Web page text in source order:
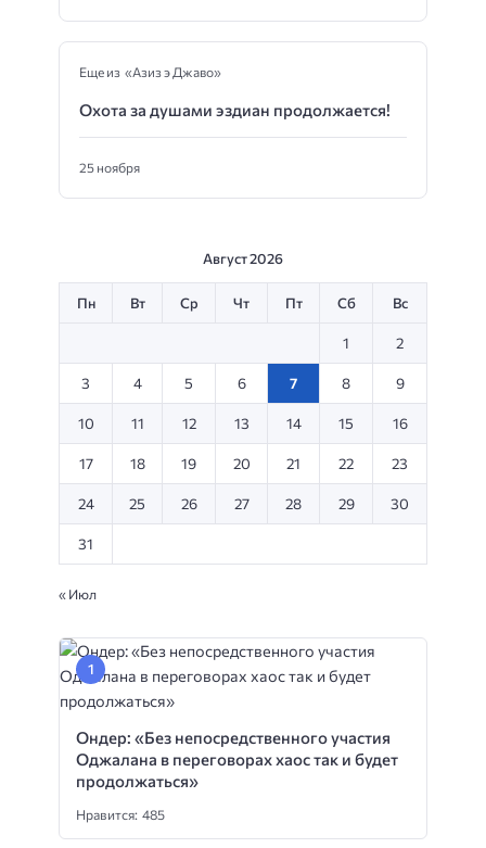
Еще из «Азиз э Джаво»
Охота за душами эздиан продолжается!
25 ноября
Август 2026
Пн Вт Ср Чт Пт Сб Вс
1 2
3 4 5 6 7 8 9
10 11 12 13 14 15 16
17 18 19 20 21 22 23
24 25 26 27 28 29 30
31
« Июл
Ондер: «Без непосредственного участия
Оджалана в переговорах хаос так и будет
продолжаться»
Нравится: 485